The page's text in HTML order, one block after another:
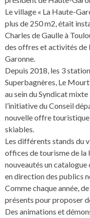
Le village « La Haute-
plus de 250 m2, était
Charles de Gaulle à
des offres et activités de
Garonne.
Depuis 2018, les 3
Superbagnères, Le
au sein du Syndicat
l’initiative du Conseil
nouvelle offre touristique
skiables.
Les différents stands du
offices de tourisme de la
nouveautés un catalogue
en direction des publics
Comme chaque année,
présents pour proposer
Des animations et